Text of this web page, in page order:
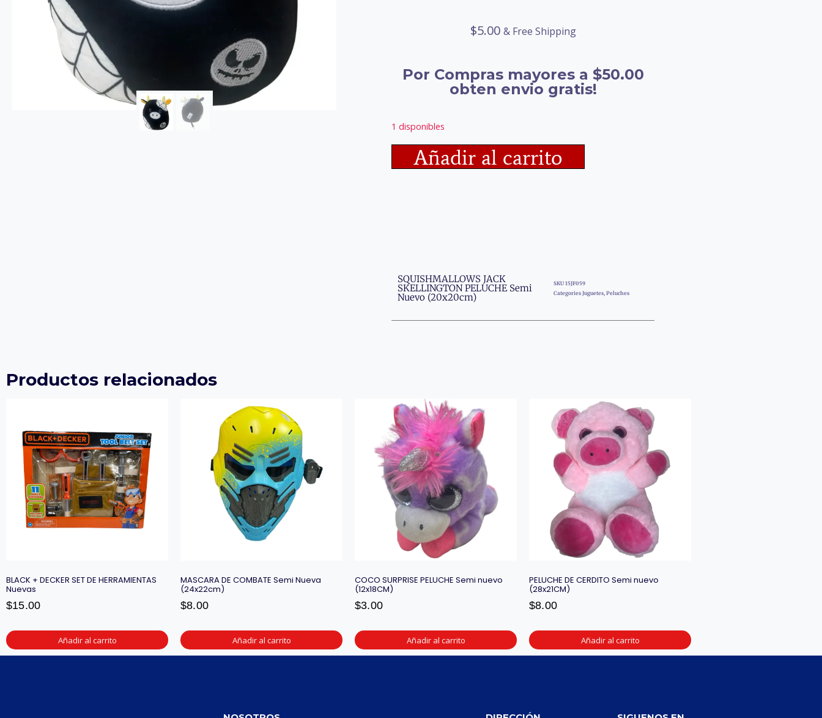
$5.00 & Free Shipping
Por Compras mayores a $50.00
obten envio gratis!
1 disponibles
Añadir al carrito
SQUISHMALLOWS JACK
SKELLINGTON PELUCHE Semi
Nuevo (20x20cm)
SKU 15JF059
Categories Juguetes, Peluches
Productos relacionados
BLACK + DECKER SET DE HERRAMIENTAS
Nuevas
$15.00
Añadir al carrito
MASCARA DE COMBATE Semi Nueva
(24x22cm)
$8.00
Añadir al carrito
COCO SURPRISE PELUCHE Semi nuevo
(12x18CM)
$3.00
Añadir al carrito
PELUCHE DE CERDITO Semi nuevo
(28x21CM)
$8.00
Añadir al carrito